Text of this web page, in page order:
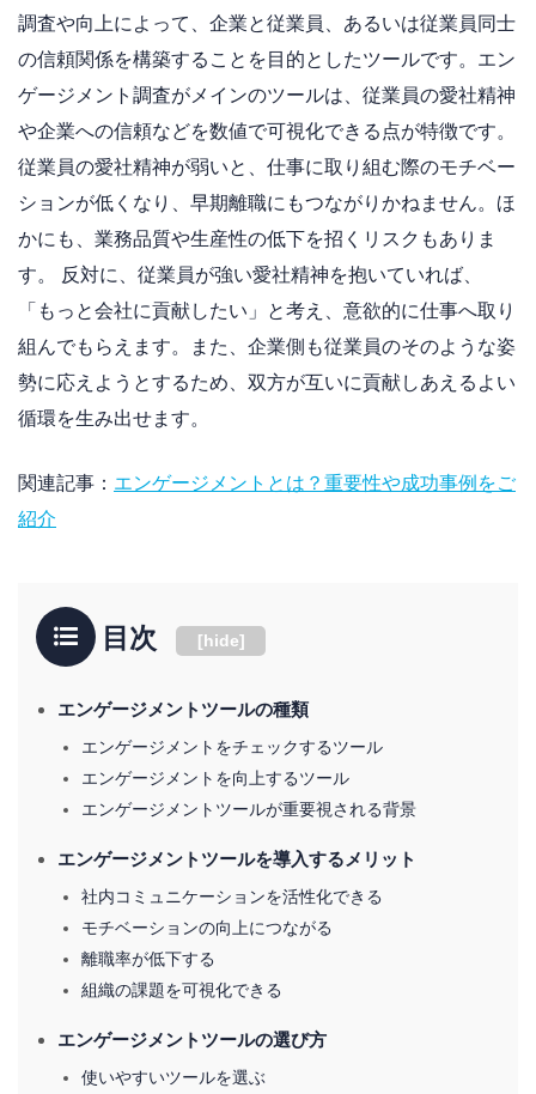
調査や向上によって、企業と従業員、あるいは従業員同士
の信頼関係を構築することを目的としたツールです。エン
ゲージメント調査がメインのツールは、従業員の愛社精神
や企業への信頼などを数値で可視化できる点が特徴です。
従業員の愛社精神が弱いと、仕事に取り組む際のモチベー
ションが低くなり、早期離職にもつながりかねません。ほ
かにも、業務品質や生産性の低下を招くリスクもありま
す。 反対に、従業員が強い愛社精神を抱いていれば、
「もっと会社に貢献したい」と考え、意欲的に仕事へ取り
組んでもらえます。また、企業側も従業員のそのような姿
勢に応えようとするため、双方が互いに貢献しあえるよい
循環を生み出せます。
関連記事： エンゲージメントとは？重要性や成功事例をご
紹介
目次 [hide]
エンゲージメントツールの種類
エンゲージメントをチェックするツール
エンゲージメントを向上するツール
エンゲージメントツールが重要視される背景
エンゲージメントツールを導入するメリット
社内コミュニケーションを活性化できる
モチベーションの向上につながる
離職率が低下する
組織の課題を可視化できる
エンゲージメントツールの選び方
使いやすいツールを選ぶ